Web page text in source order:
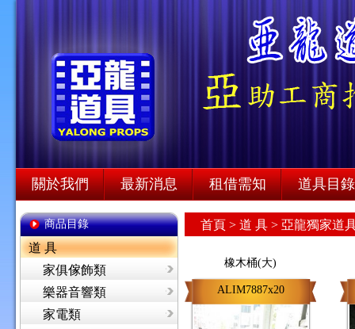
關於我們 最新消息 租借需知 道具目錄
商品目錄
道 具
家俱傢飾類
樂器音響類
家電類
首頁 > 道 具 > 亞龍獨家道
橡木桶(大)
ALIM7887x20